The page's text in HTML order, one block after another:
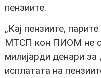
пензиите.
„Кај пензиите,
МТСП кон ПИОМ не
милијарди денари за
исплатата на